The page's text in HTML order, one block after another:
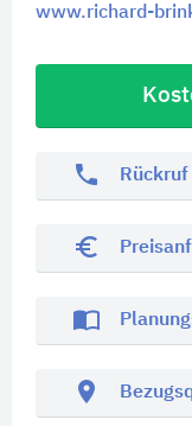
www.richard-
phone Rückruf
euro_symbol
import_contacts
location_on